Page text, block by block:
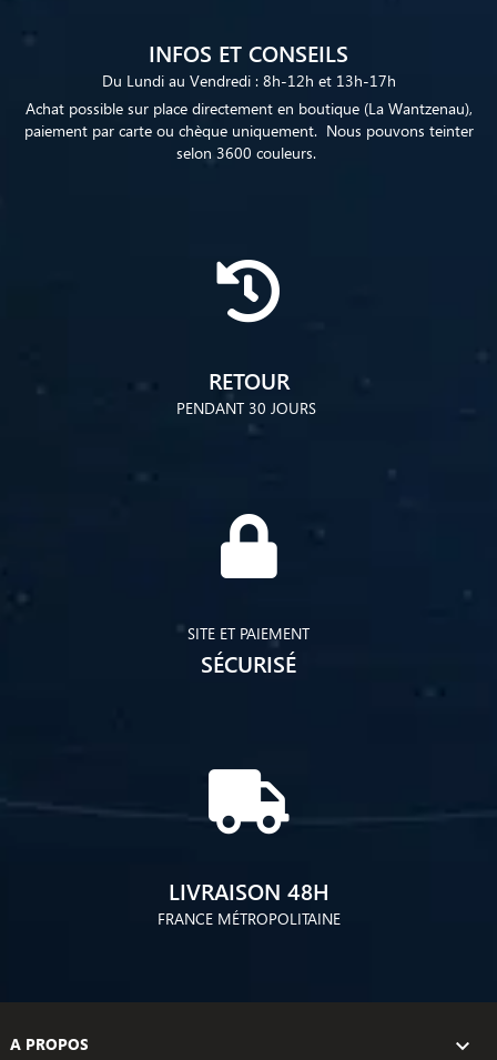
INFOS ET CONSEILS
Du Lundi au Vendredi : 8h-12h et 13h-17h
Achat possible sur place directement en boutique (La Wantzenau),
paiement par carte ou chèque uniquement. Nous pouvons teinter
selon 3600 couleurs.
RETOUR
PENDANT 30 JOURS
SITE ET PAIEMENT
SÉCURISÉ
LIVRAISON 48H
FRANCE MÉTROPOLITAINE
A PROPOS 